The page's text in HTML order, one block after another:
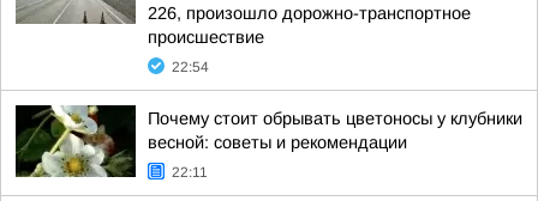
226, произошло дорожно-транспортное
происшествие
22:54
Почему стоит обрывать цветоносы у клубники
весной: советы и рекомендации
22:11